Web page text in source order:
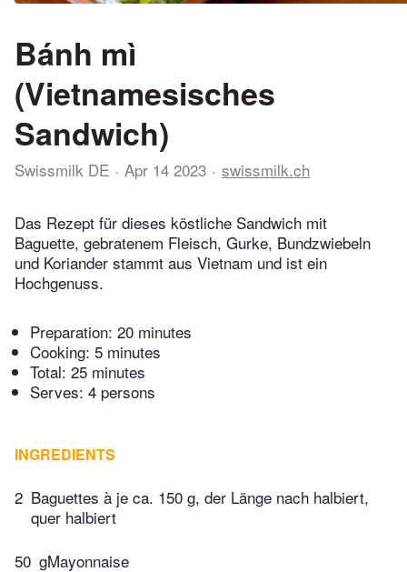
Bánh mì
(Vietnamesisches
Sandwich)
Swissmilk DE Apr 14 2023 swissmilk.ch
Das Rezept für dieses köstliche Sandwich mit
Baguette, gebratenem Fleisch, Gurke, Bundzwiebeln
und Koriander stammt aus Vietnam und ist ein
Hochgenuss.
Preparation: 20 minutes
Cooking: 5 minutes
Total: 25 minutes
Serves: 4 persons
INGREDIENTS
2 Baguettes à je ca. 150 g, der Länge nach halbiert,
quer halbiert
50 gMayonnaise